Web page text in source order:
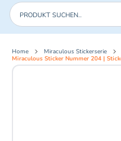
Produkte suchen
Home
Miraculous Stickerserie
Miraculous Sticker Nummer 204 |